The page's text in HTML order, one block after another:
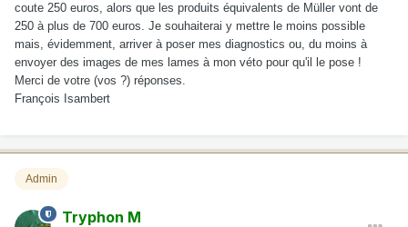
coute 250 euros, alors que les produits équivalents de Müller vont de
250 à plus de 700 euros. Je souhaiterai y mettre le moins possible
mais, évidemment, arriver à poser mes diagnostics ou, du moins à
envoyer des images de mes lames à mon véto pour qu'il le pose !
Merci de votre (vos ?) réponses.
François Isambert
Admin
Tryphon M